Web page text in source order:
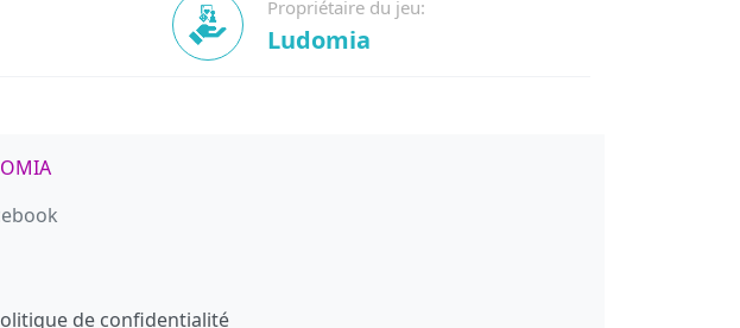
Propriétaire du jeu:
Ludomia
de confidentialité